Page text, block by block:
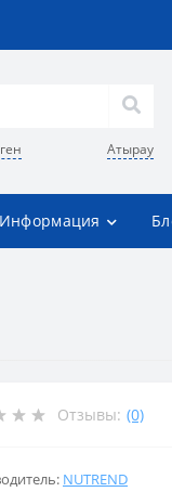
Атырау
Информация
Отзывы: (0)
NUTREND